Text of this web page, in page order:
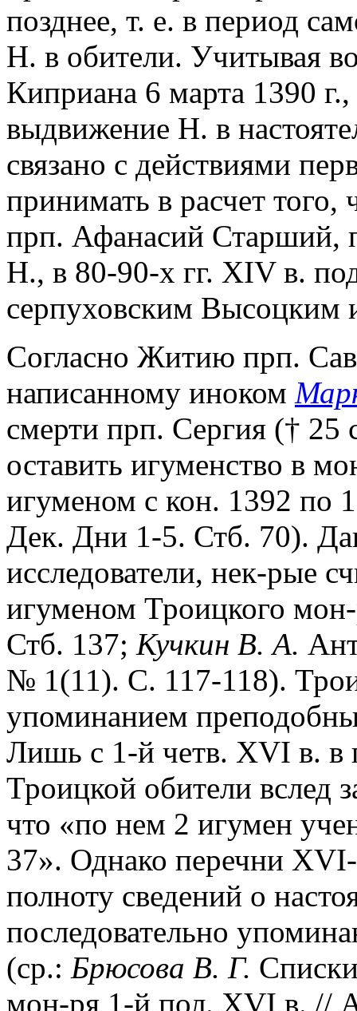
позднее, т. е. в период
Н. в обители. Учитывая
Киприана 6 марта 1390
выдвижение Н. в
связано с действиями
принимать в расчет того,
прп. Афанасий Старший,
Н., в 80-90-х гг. XIV в.
серпуховским
Согласно Житию прп.
написанному иноком
смерти прп. Сергия (†
оставить игуменство в
игуменом с кон. 1392 по
Дек. Дни 1-5. Стб. 70).
исследователи, нек-рые
игуменом Троицкого
Стб. 137; Кучкин В. А.
№ 1(11). С. 117-118).
упоминанием
Лишь с 1-й четв. XVI в. в
Троицкой обители вслед
что «по нем 2 игумен
37». Однако перечни
полноту сведений о
последовательно
(ср.: Брюсова В. Г.
мон-ря 1-й пол. XVI в. //